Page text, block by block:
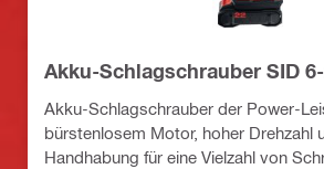
Akku-Schlagschrauber SID
Akku-Schlagschrauber der Power-
bürstenlosem Motor, hoher Drehzahl
Handhabung für eine Vielzahl von